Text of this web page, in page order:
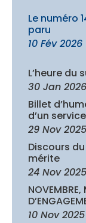
Le numéro
paru
10 Fév 2026
L’heure du
30 Jan 2026
Billet
d’un
29 Nov 2025
Discours
mérite
24 Nov 2025
NOVEMBRE,
10 Nov 2025